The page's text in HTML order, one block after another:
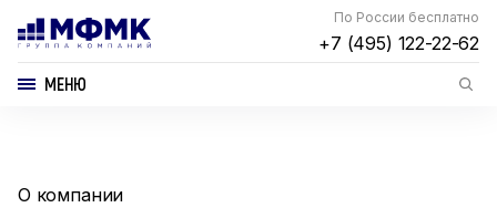
По России бесплатно
+7 (495) 122-22-62
МЕНЮ
О компании